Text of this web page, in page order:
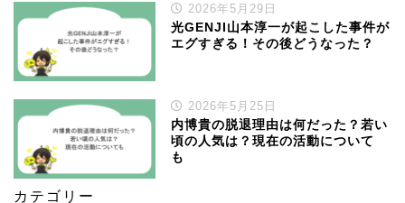
2026年5月29日
光GENJI山本淳一が起こした事件が
エグすぎる！その後どうなった？
2026年5月25日
内博貴の脱退理由は何だった？若い
頃の人気は？現在の活動について
も
カテゴリー